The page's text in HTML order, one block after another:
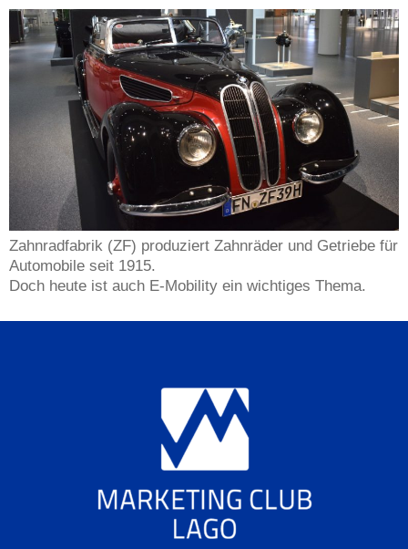
Zahnradfabrik (ZF) produziert Zahnräder und Getriebe für
Automobile seit 1915.
Doch heute ist auch E-Mobility ein wichtiges Thema.